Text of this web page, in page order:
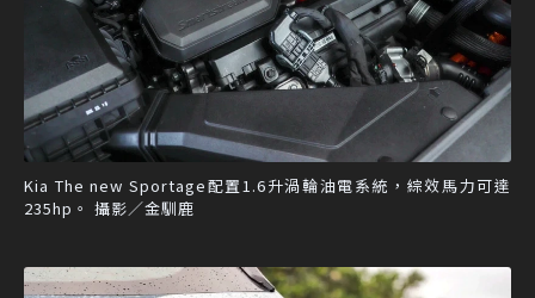
Kia The new Sportage配置1.6升渦輪油電系統，綜效馬力可達
235hp。 攝影／金馴鹿